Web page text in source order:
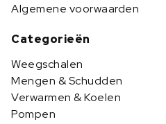
Algemene voorwaarden
Categorieën
Weegschalen
Mengen & Schudden
Verwarmen & Koelen
Pompen